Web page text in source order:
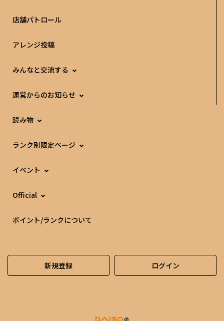
店舗パトロール
アレンジ投稿
みんなと交流する
運営からのお知らせ
読み物
ランク別限定ページ
イベント
Official
ポイント/ランクについて
新規登録 ログイン